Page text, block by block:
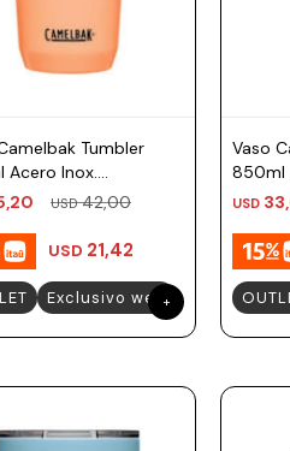
Tumbler
Acero Inox.
USD 42,00
USD 21,42
Exclusivo web
Vaso
850ml
USD